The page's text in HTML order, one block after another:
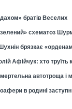
братів Веселих
схематоз
брязкає
Афійчук: хто
автотроща і
в родині